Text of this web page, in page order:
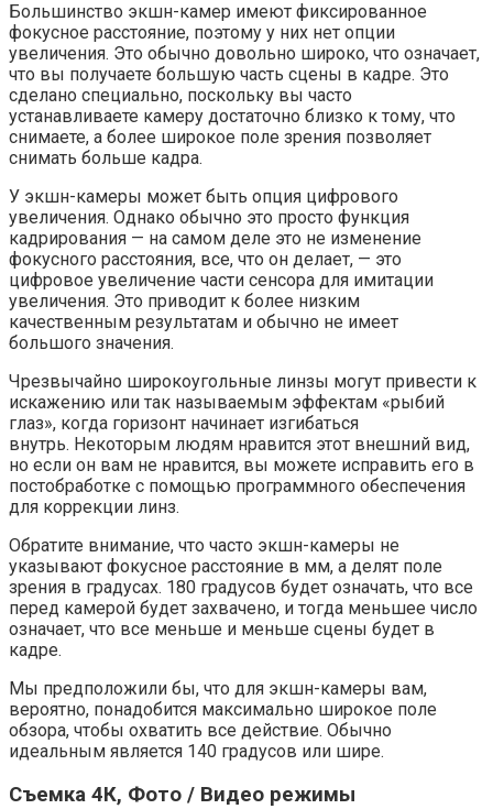
Большинство экшн-камер имеют фиксированное
фокусное расстояние, поэтому у них нет опции
увеличения. Это обычно довольно широко, что означает,
что вы получаете большую часть сцены в кадре. Это
сделано специально, поскольку вы часто
устанавливаете камеру достаточно близко к тому, что
снимаете, а более широкое поле зрения позволяет
снимать больше кадра.
У экшн-камеры может быть опция цифрового
увеличения. Однако обычно это просто функция
кадрирования — на самом деле это не изменение
фокусного расстояния, все, что он делает, — это
цифровое увеличение части сенсора для имитации
увеличения. Это приводит к более низким
качественным результатам и обычно не имеет
большого значения.
Чрезвычайно широкоугольные линзы могут привести к
искажению или так называемым эффектам «рыбий
глаз», когда горизонт начинает изгибаться
внутрь. Некоторым людям нравится этот внешний вид,
но если он вам не нравится, вы можете исправить его в
постобработке с помощью программного обеспечения
для коррекции линз.
Обратите внимание, что часто экшн-камеры не
указывают фокусное расстояние в мм, а делят поле
зрения в градусах. 180 градусов будет означать, что все
перед камерой будет захвачено, и тогда меньшее число
означает, что все меньше и меньше сцены будет в
кадре.
Мы предположили бы, что для экшн-камеры вам,
вероятно, понадобится максимально широкое поле
обзора, чтобы охватить все действие. Обычно
идеальным является 140 градусов или шире.
Съемка 4К, Фото / Видео режимы